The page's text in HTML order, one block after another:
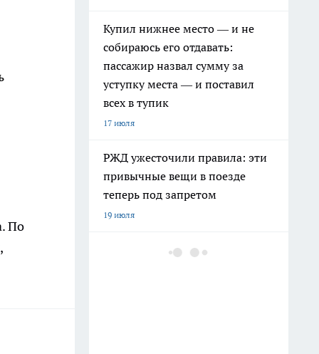
По
Купил нижнее место — и не
собираюсь его отдавать:
пассажир назвал сумму за
уступку места — и поставил
всех в тупик
17 июля
РЖД ужесточили правила: эти
привычные вещи в поезде
теперь под запретом
19 июля
Климатический хаос на Урале